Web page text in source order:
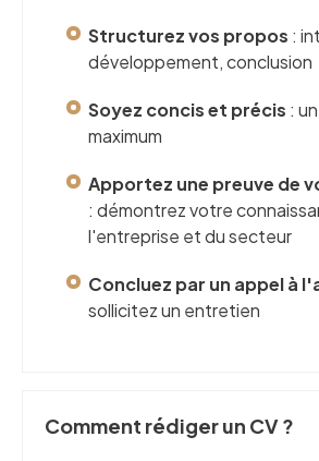
Structurez vos propos :
développement, conclusion
Soyez concis et précis :
maximum
Apportez une preuve de
: démontrez votre
l'entreprise et du secteur
Concluez par un appel à
sollicitez un entretien
Comment rédiger un CV ?